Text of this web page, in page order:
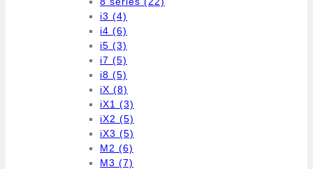
i3 (4)
i4 (6)
i5 (3)
i7 (5)
i8 (5)
iX (8)
iX1 (3)
iX2 (5)
iX3 (5)
M2 (6)
M3 (7)